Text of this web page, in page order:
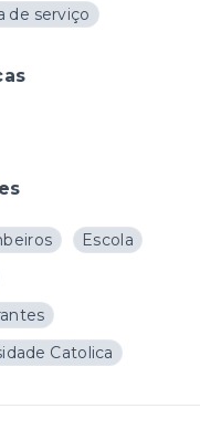
de serviço
Escola
Catolica